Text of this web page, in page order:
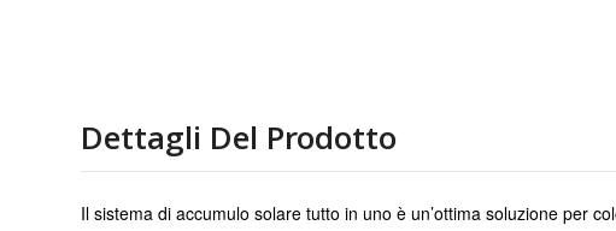
Dettagli Del Prodotto
Il sistema di accumulo solare tutto in uno è un’ottima soluzione per